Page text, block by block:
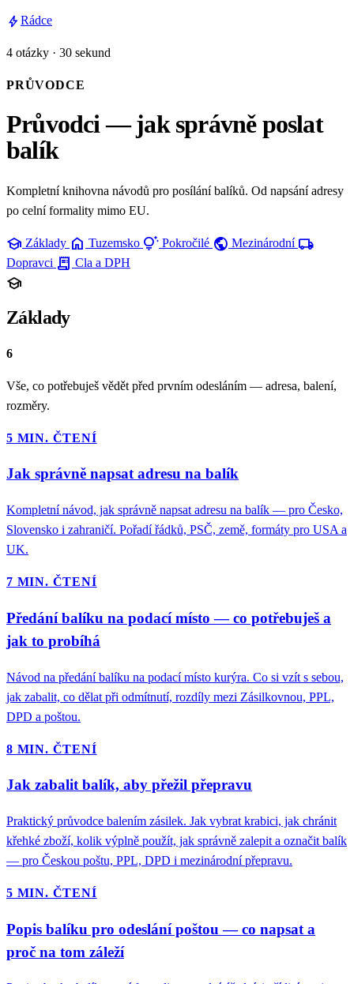
boltRádce
4 otázky · 30 sekund
PRŮVODCE
Průvodci — jak správně poslat
balík
Kompletní knihovna návodů pro posílání balíků. Od napsání adresy
po celní formality mimo EU.
school Základy home Tuzemsko tips_and_updates Pokročilé public Mezinárodní local_shipping
Dopravci receipt_long Cla a DPH
school
Základy
6
Vše, co potřebuješ vědět před prvním odesláním — adresa, balení,
rozměry.
5 MIN. ČTENÍ
Jak správně napsat adresu na balík
Kompletní návod, jak správně napsat adresu na balík — pro Česko,
Slovensko i zahraničí. Pořadí řádků, PSČ, země, formáty pro USA a
UK.
7 MIN. ČTENÍ
Předání balíku na podací místo — co potřebuješ a
jak to probíhá
Návod na předání balíku na podací místo kurýra. Co si vzít s sebou,
jak zabalit, co dělat při odmítnutí, rozdíly mezi Zásilkovnou, PPL,
DPD a poštou.
8 MIN. ČTENÍ
Jak zabalit balík, aby přežil přepravu
Praktický průvodce balením zásilek. Jak vybrat krabici, jak chránit
křehké zboží, kolik výplně použít, jak správně zalepit a označit balík
— pro Českou poštu, PPL, DPD i mezinárodní přepravu.
5 MIN. ČTENÍ
Popis balíku pro odeslání poštou — co napsat a
proč na tom záleží